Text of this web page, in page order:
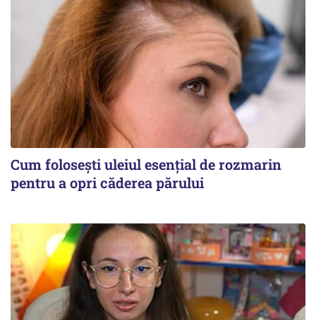
Cum folosești uleiul esențial de rozmarin
pentru a opri căderea părului